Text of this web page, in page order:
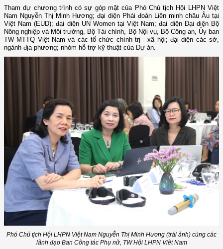
Tham dự chương trình có sự góp mặt của Phó Chủ tịch Hội LHPN Việt
Nam Nguyễn Thị Minh Hương; đại diện Phái đoàn Liên minh châu Âu tại
Việt Nam (EUD); đại diện UN Women tại Việt Nam; đại diện Đại diện Bộ
Nông nghiệp và Môi trường, Bộ Tài chính, Bộ Nội vụ, Bộ Công an, Ủy ban
TW MTTQ Việt Nam và các tổ chức chính trị - xã hội; đại diện các sở,
ngành địa phương; nhóm hỗ trợ kỹ thuật của Dự án.
Phó Chủ tịch Hội LHPN Việt Nam Nguyễn Thị Minh Hương (trái ảnh) cùng các
lãnh đạo Ban Công tác Phụ nữ, TW Hội LHPN Việt Nam